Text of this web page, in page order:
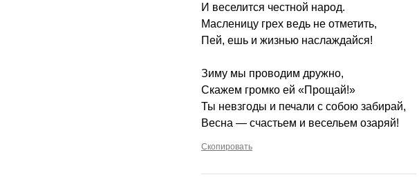
И веселится честной народ.
Масленицу грех ведь не отметить,
Пей, ешь и жизнью наслаждайся!
Зиму мы проводим дружно,
Скажем громко ей «Прощай!»
Ты невзгоды и печали с собою забирай,
Весна — счастьем и весельем озаряй!
Скопировать